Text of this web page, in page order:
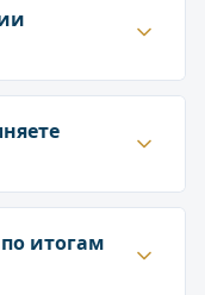
в
Наши
У нас
партнёрских
итогам